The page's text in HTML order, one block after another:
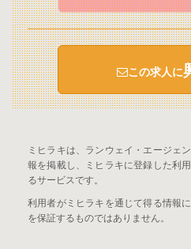
この求人に
ミヒラキは、ランウェイ・エージェ
報を掲載し、ミヒラキに登録した利
るサービスです。
利用者がミヒラキを通じて得る情報
を保証するものではありません。